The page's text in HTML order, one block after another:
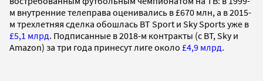
м внутренние телеправа оценивались в £670 млн, а в 2015-
м трехлетняя сделка обошлась BT Sport и Sky Sports уже в
£5,1 млрд. Подписанные в 2018-м контракты (с BT, Sky и
Amazon) за три года принесут лиге около £4,9 млрд.